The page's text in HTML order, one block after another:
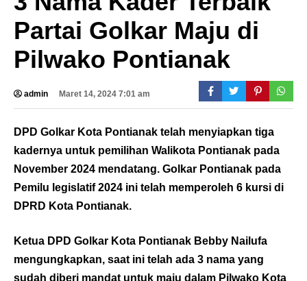
Partai Golkar Maju di
Pilwako Pontianak
admin Maret 14, 2024 7:01 am
DPD Golkar Kota Pontianak telah menyiapkan tiga
kadernya untuk pemilihan Walikota Pontianak pada
November 2024 mendatang. Golkar Pontianak pada
Pemilu legislatif 2024 ini telah memperoleh 6 kursi di
DPRD Kota Pontianak.
Ketua DPD Golkar Kota Pontianak Bebby Nailufa
mengungkapkan, saat ini telah ada 3 nama yang
sudah diberi mandat untuk maju dalam Pilwako Kota